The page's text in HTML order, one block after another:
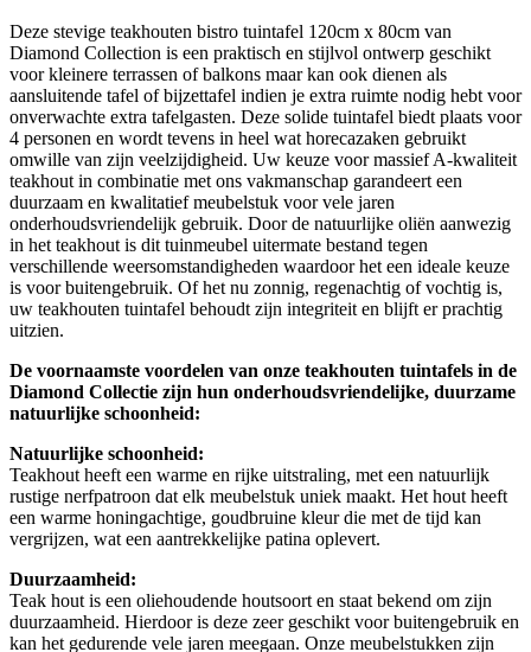
Deze stevige teakhouten bistro tuintafel 120cm x 80cm van
Diamond Collection is een praktisch en stijlvol ontwerp geschikt
voor kleinere terrassen of balkons maar kan ook dienen als
aansluitende tafel of bijzettafel indien je extra ruimte nodig hebt voor
onverwachte extra tafelgasten. Deze solide tuintafel biedt plaats voor
4 personen en wordt tevens in heel wat horecazaken gebruikt
omwille van zijn veelzijdigheid. Uw keuze voor massief A-kwaliteit
teakhout in combinatie met ons vakmanschap garandeert een
duurzaam en kwalitatief meubelstuk voor vele jaren
onderhoudsvriendelijk gebruik. Door de natuurlijke oliën aanwezig
in het teakhout is dit tuinmeubel uitermate bestand tegen
verschillende weersomstandigheden waardoor het een ideale keuze
is voor buitengebruik. Of het nu zonnig, regenachtig of vochtig is,
uw teakhouten tuintafel behoudt zijn integriteit en blijft er prachtig
uitzien.
De voornaamste voordelen van onze teakhouten tuintafels in de
Diamond Collectie zijn hun onderhoudsvriendelijke, duurzame
natuurlijke schoonheid:
Natuurlijke schoonheid:
Teakhout heeft een warme en rijke uitstraling, met een natuurlijk
rustige nerfpatroon dat elk meubelstuk uniek maakt. Het hout heeft
een warme honingachtige, goudbruine kleur die met de tijd kan
vergrijzen, wat een aantrekkelijke patina oplevert.
Duurzaamheid:
Teak hout is een oliehoudende houtsoort en staat bekend om zijn
duurzaamheid. Hierdoor is deze zeer geschikt voor buitengebruik en
kan het gedurende vele jaren meegaan. Onze meubelstukken zijn